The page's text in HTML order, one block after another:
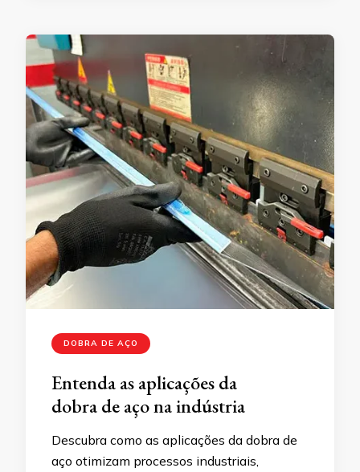
DOBRA DE AÇO
Entenda as aplicações da
dobra de aço na indústria
Descubra como as aplicações da dobra de
aço otimizam processos industriais,